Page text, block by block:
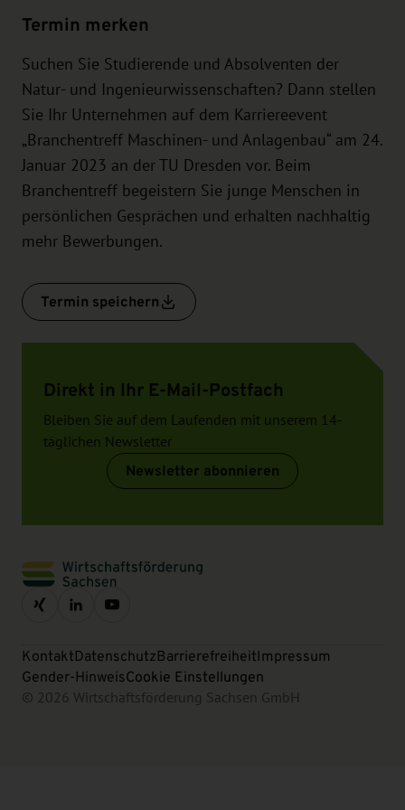
Termin merken
Suchen Sie Studierende und Absolventen der
Natur- und Ingenieurwissenschaften? Dann stellen
Sie Ihr Unternehmen auf dem Karriereevent
„Branchentreff Maschinen- und Anlagenbau“ am 24.
Januar 2023 an der TU Dresden vor. Beim
Branchentreff begeistern Sie junge Menschen in
persönlichen Gesprächen und erhalten nachhaltig
mehr Bewerbungen.
Termin speichern
Direkt in Ihr E-Mail-Postfach
Bleiben Sie auf dem Laufenden mit unserem 14-
täglichen Newsletter
Newsletter abonnieren
KontaktDatenschutzBarrierefreiheitImpressum
Gender-HinweisCookie Einstellungen
© 2026 Wirtschaftsförderung Sachsen GmbH